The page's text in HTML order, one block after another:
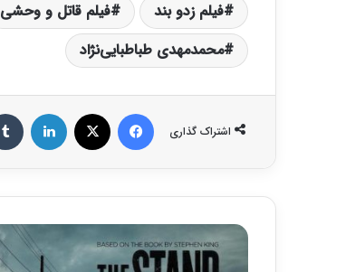
فیلم زدو بند
فیلم قاتل و وحشی
محمدمهدی طباطبایی‌نژاد
اشتراک گذاری
ع